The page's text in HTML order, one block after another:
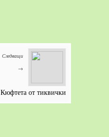
Следващи
→
Кюфтета от тиквички